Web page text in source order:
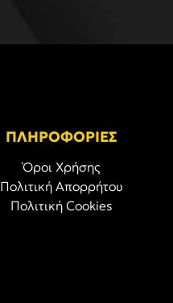
ΠΛΗΡΟΦΟΡΙΕΣ
Όροι Χρήσης
Πολιτική Απορρήτου
Πολιτική Cookies